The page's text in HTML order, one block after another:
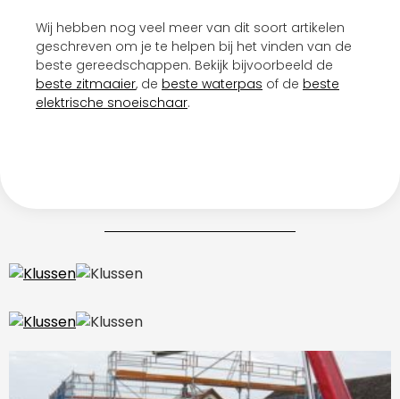
Wij hebben nog veel meer van dit soort artikelen
geschreven om je te helpen bij het vinden van de
beste gereedschappen. Bekijk bijvoorbeeld de
beste zitmaaier, de beste waterpas of de beste
elektrische snoeischaar.